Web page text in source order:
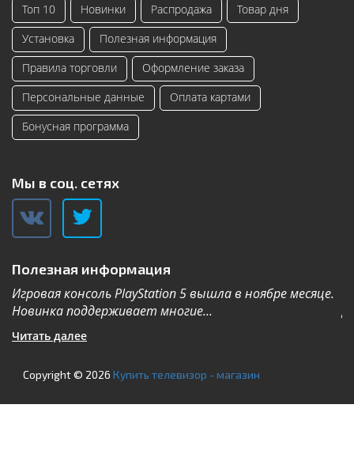
Топ 10 Новинки Распродажа
Товар дня
Установка
Полезная информация
Правила торговли
Оформление заказа
Персональные данные
Оплата картами
Бонусная программа
Мы в соц. сетях
Полезная информация
Игровая консоль PlayStation 5 вышла в ноябре месяце.
Новинка поддерживает многие...
Читать далее
Copyright © 2026 Купить телевизор - магазин